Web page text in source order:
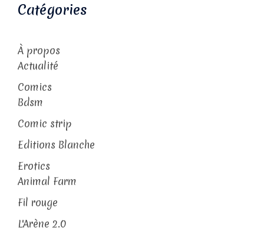
Catégories
À propos
Actualité
Comics
Bdsm
Comic strip
Editions Blanche
Erotics
Animal Farm
Fil rouge
L'Arène 2.0